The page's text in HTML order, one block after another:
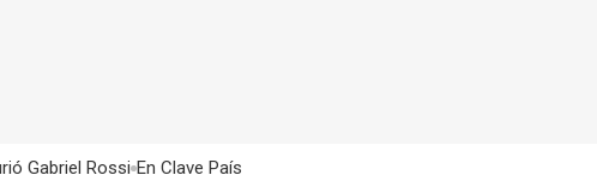
Gabriel Rossi En Clave País